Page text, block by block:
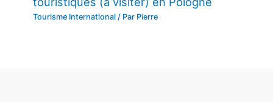
Tourisme International / Par Pierre